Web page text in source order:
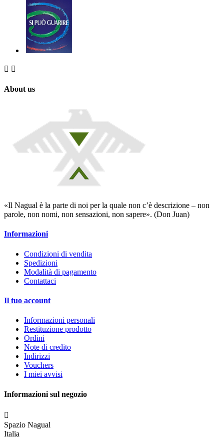
 
About us
«Il Nagual è la parte di noi per la quale non c’è descrizione – non
parole, non nomi, non sensazioni, non sapere». (Don Juan)
Informazioni
Condizioni di vendita
Spedizioni
Modalità di pagamento
Contattaci
Il tuo account
Informazioni personali
Restituzione prodotto
Ordini
Note di credito
Indirizzi
Vouchers
I miei avvisi
Informazioni sul negozio

Spazio Nagual
Italia